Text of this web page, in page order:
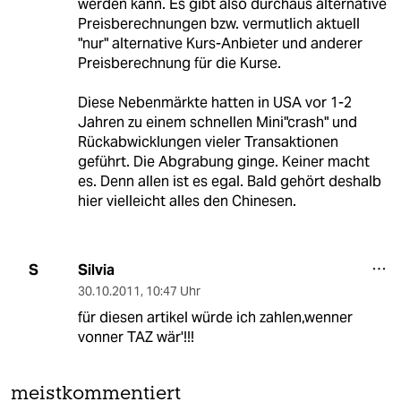
werden kann. Es gibt also durchaus alternative
Preisberechnungen bzw. vermutlich aktuell
"nur" alternative Kurs-Anbieter und anderer
Preisberechnung für die Kurse.
Diese Nebenmärkte hatten in USA vor 1-2
Jahren zu einem schnellen Mini"crash" und
Rückabwicklungen vieler Transaktionen
geführt. Die Abgrabung ginge. Keiner macht
es. Denn allen ist es egal. Bald gehört deshalb
hier vielleicht alles den Chinesen.
S Silvia
30.10.2011, 10:47 Uhr
für diesen artikel würde ich zahlen,wenner
vonner TAZ wär'!!!
meistkommentiert